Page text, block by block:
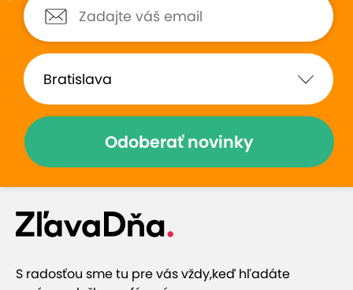
Odoberať novinky
S radosťou sme tu pre vás vždy,keď hľadáte